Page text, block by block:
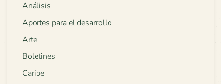
Análisis
Aportes para el desarrollo
Arte
Boletines
Caribe